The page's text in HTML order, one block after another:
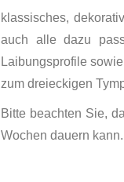
klassisches,
auch alle dazu
Laibungsprofile
zum dreieckigen
Bitte beachten Sie,
Wochen dauern kann.